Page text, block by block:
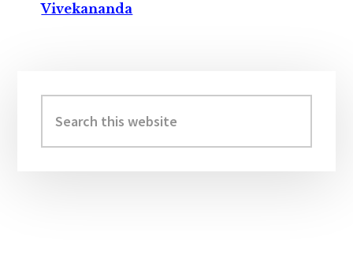
Vivekananda
Sidebar
this
website